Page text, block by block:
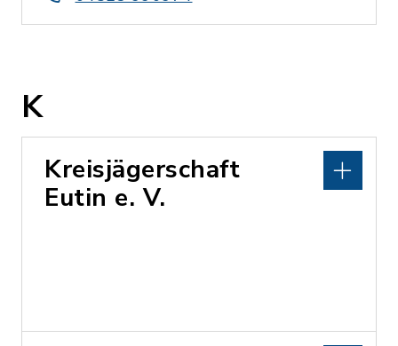
K
Kreisjägerschaft
Eutin e. V.